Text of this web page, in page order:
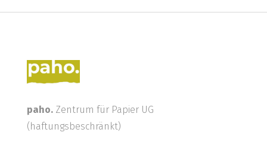
paho.Zentrum für Papier UG
(haftungsbeschränkt)